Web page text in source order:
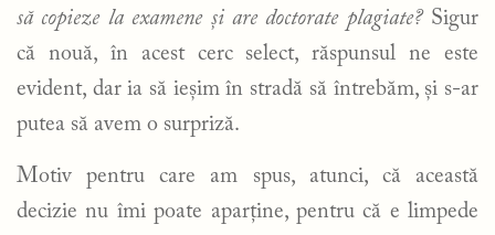
să copieze la examene și are doctorate plagiate?Sigur
că nouă, în acest cerc select, răspunsul ne este
evident, dar ia să ieșim în stradă să întrebăm, și s-ar
putea să avem o surpriză.
Motiv pentru care am spus, atunci, că această
decizie nu îmi poate aparține, pentru că e limpede